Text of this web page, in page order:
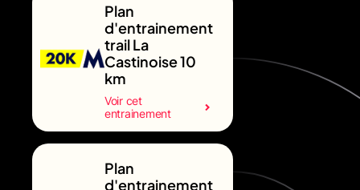
Plan
d'entrainement
trail La
Castinoise 10
km
Voir cet
entrainement
Plan
d'entrainement